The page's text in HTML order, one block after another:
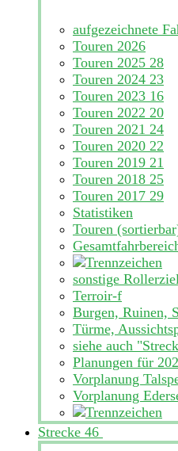
aufgezeichnete
Touren 2026
Touren 2025 28
Touren 2024 23
Touren 2023 16
Touren 2022 20
Touren 2021 24
Touren 2020 22
Touren 2019 21
Touren 2018 25
Touren 2017 29
Statistiken
Touren
sonstige
Terroir-f
Burgen, Ruinen,
Türme,
siehe auch
Planungen für
Vorplanung
Vorplanung
Strecke 46